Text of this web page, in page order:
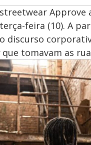
feira (10). A
discurso
que tomavam as